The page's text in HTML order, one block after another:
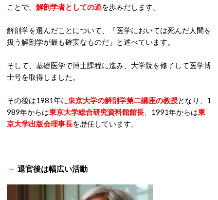
ことで、 解剖学者としての道を歩みだします。
解剖学を選んだことについて、「医学においては死んだ人間を
扱う解剖学が最も確実なものだ」と述べています。
そして、基礎医学で博士課程に進み、大学院を修了して医学博
士号を取得しました。
その後は1981年に東京大学の解剖学第二講座の教授となり、1
989年からは東京大学総合研究資料館館長 、1991年からは東
京大学出版会理事長を歴任しています。
退官後は幅広い活動